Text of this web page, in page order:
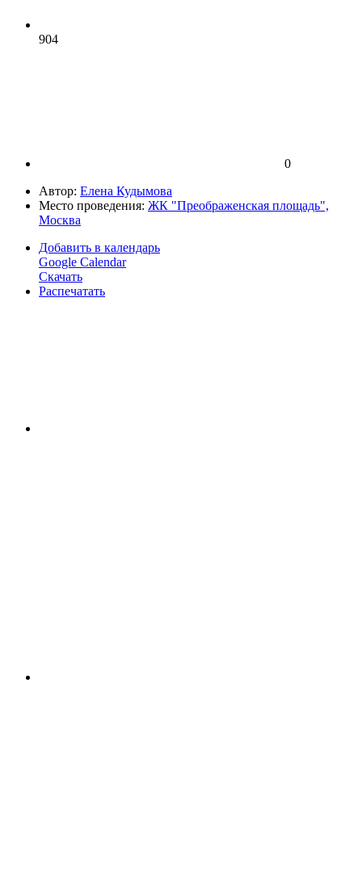
904
0
Автор: Елена Кудымова
Место проведения: ЖК "Преображенская площадь",
Москва
Добавить в календарь
Google Calendar
Скачать
Распечатать